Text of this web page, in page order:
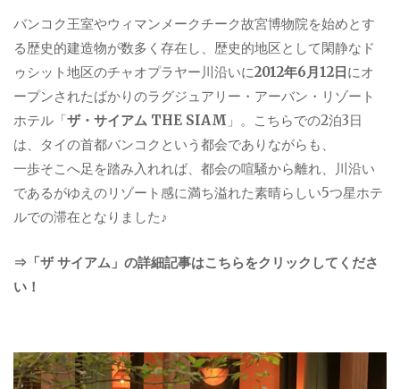
バンコク王室やウィマンメークチーク故宮博物院を始めとす
る歴史的建造物が数多く存在し、歴史的地区として閑静なド
ゥシット地区のチャオプラヤー川沿いに2012年6月12日 にオ
ープンされたばかりのラグジュアリー・アーバン・リゾート
ホテル「ザ・サイアム THE SIAM 」。こちらでの2泊3日
は、タイの首都バンコクという都会でありながらも、
一歩そこへ足を踏み入れれば、都会の喧騒から離れ、川沿い
であるがゆえのリゾート感に満ち溢れた素晴らしい5つ星ホテ
ルでの滞在となりました♪
⇒「ザ サイアム」の詳細記事はこちらをクリックしてくださ
い！